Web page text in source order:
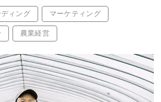
ィング マーケティング
農業経営